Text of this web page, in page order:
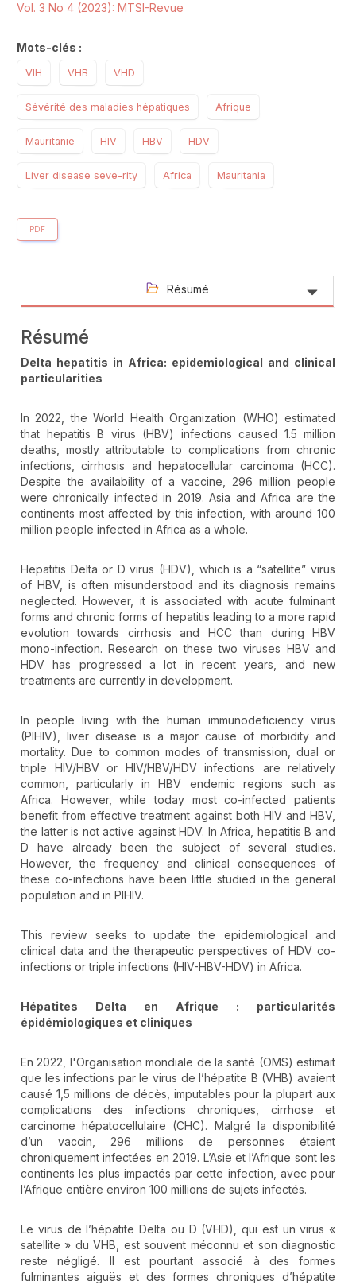
Vol. 3 No 4 (2023): MTSI-Revue
Mots-clés :
VIH VHB VHD
Sévérité des maladies hépatiques Afrique
Mauritanie HIV HBV HDV
Liver disease seve-rity Africa Mauritania
PDF
Résumé
Résumé
Delta hepatitis in Africa: epidemiological and clinical
particularities
In 2022, the World Health Organization (WHO) estimated
that hepatitis B virus (HBV) infections caused 1.5 million
deaths, mostly attributable to complications from chronic
infections, cirrhosis and hepatocellular carcinoma (HCC).
Despite the availability of a vaccine, 296 million people
were chronically infected in 2019. Asia and Africa are the
continents most affected by this infection, with around 100
million people infected in Africa as a whole.
Hepatitis Delta or D virus (HDV), which is a “satellite” virus
of HBV, is often misunderstood and its diagnosis remains
neglected. However, it is associated with acute fulminant
forms and chronic forms of hepatitis leading to a more rapid
evolution towards cirrhosis and HCC than during HBV
mono-infection. Research on these two viruses HBV and
HDV has progressed a lot in recent years, and new
treatments are currently in development.
In people living with the human immunodeficiency virus
(PlHIV), liver disease is a major cause of morbidity and
mortality. Due to common modes of transmission, dual or
triple HIV/HBV or HIV/HBV/HDV infections are relatively
common, particularly in HBV endemic regions such as
Africa. However, while today most co-infected patients
benefit from effective treatment against both HIV and HBV,
the latter is not active against HDV. In Africa, hepatitis B and
D have already been the subject of several studies.
However, the frequency and clinical consequences of
these co-infections have been little studied in the general
population and in PlHIV.
This review seeks to update the epidemiological and
clinical data and the therapeutic perspectives of HDV co-
infections or triple infections (HIV-HBV-HDV) in Africa.
Hépatites Delta en Afrique : particularités
épidémiologiques et cliniques
En 2022, l'Organisation mondiale de la santé (OMS) estimait
que les infections par le virus de l’hépatite B (VHB) avaient
causé 1,5 millions de décès, imputables pour la plupart aux
complications des infections chroniques, cirrhose et
carcinome hépatocellulaire (CHC). Malgré la disponibilité
d’un vaccin, 296 millions de personnes étaient
chroniquement infectées en 2019. L’Asie et l’Afrique sont les
continents les plus impactés par cette infection, avec pour
l’Afrique entière environ 100 millions de sujets infectés.
Le virus de l’hépatite Delta ou D (VHD), qui est un virus «
satellite » du VHB, est souvent méconnu et son diagnostic
reste négligé. Il est pourtant associé à des formes
fulminantes aiguës et des formes chroniques d’hépatite